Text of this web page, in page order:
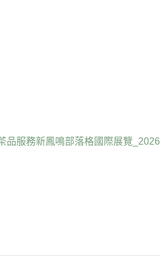
品服務新鳳鳴部落格國際展覽_2026